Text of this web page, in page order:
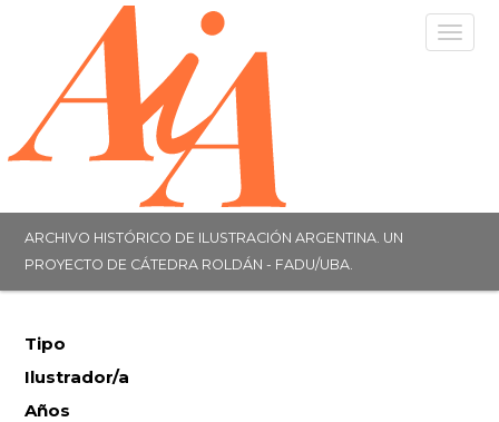
ARCHIVO HISTÓRICO DE ILUSTRACIÓN ARGENTINA. UN
PROYECTO DE CÁTEDRA ROLDÁN - FADU/UBA.
Tipo
Ilustrador/a
Años